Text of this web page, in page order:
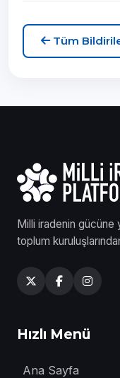
Tüm
Milli iradenin gücüne
toplum
Hızlı Menü
Ana Sayfa